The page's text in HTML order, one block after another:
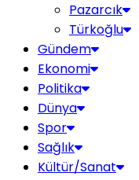
Pazarcık
Türkoğlu
Gündem
Ekonomi
Politika
Dünya
Spor
Sağlık
Kültür/Sanat